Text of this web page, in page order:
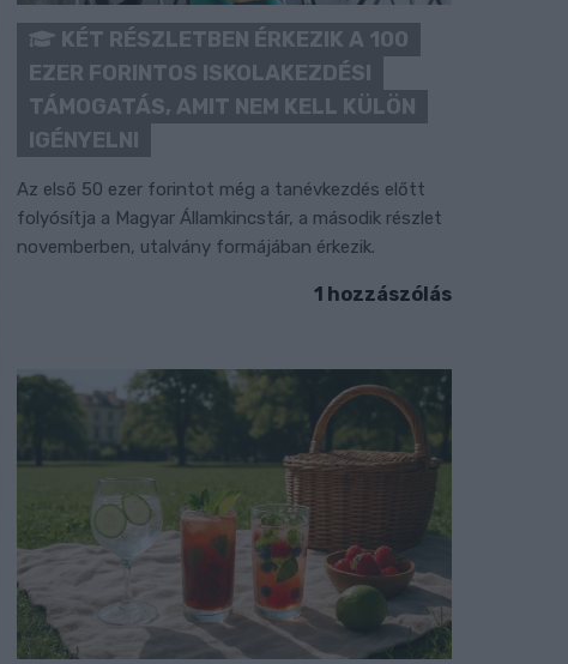
KÉT RÉSZLETBEN ÉRKEZIK A 100
EZER FORINTOS ISKOLAKEZDÉSI
TÁMOGATÁS, AMIT NEM KELL KÜLÖN
IGÉNYELNI
Az első 50 ezer forintot még a tanévkezdés előtt
folyósítja a Magyar Államkincstár, a második részlet
novemberben, utalvány formájában érkezik.
1 hozzászólás